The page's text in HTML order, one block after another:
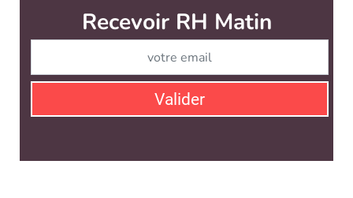
Recevoir RH Matin
Valider